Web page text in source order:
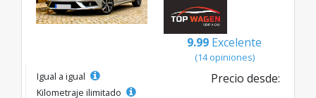
9.99 Excelente
(14 opiniones)
Igual a igual
Kilometraje ilimitado
Precio desde: